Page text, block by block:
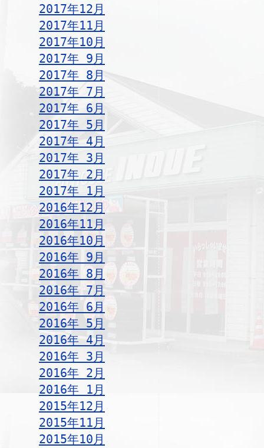
2017年12月
2017年11月
2017年10月
2017年 9月
2017年 8月
2017年 7月
2017年 6月
2017年 5月
2017年 4月
2017年 3月
2017年 2月
2017年 1月
2016年12月
2016年11月
2016年10月
2016年 9月
2016年 8月
2016年 7月
2016年 6月
2016年 5月
2016年 4月
2016年 3月
2016年 2月
2016年 1月
2015年12月
2015年11月
2015年10月